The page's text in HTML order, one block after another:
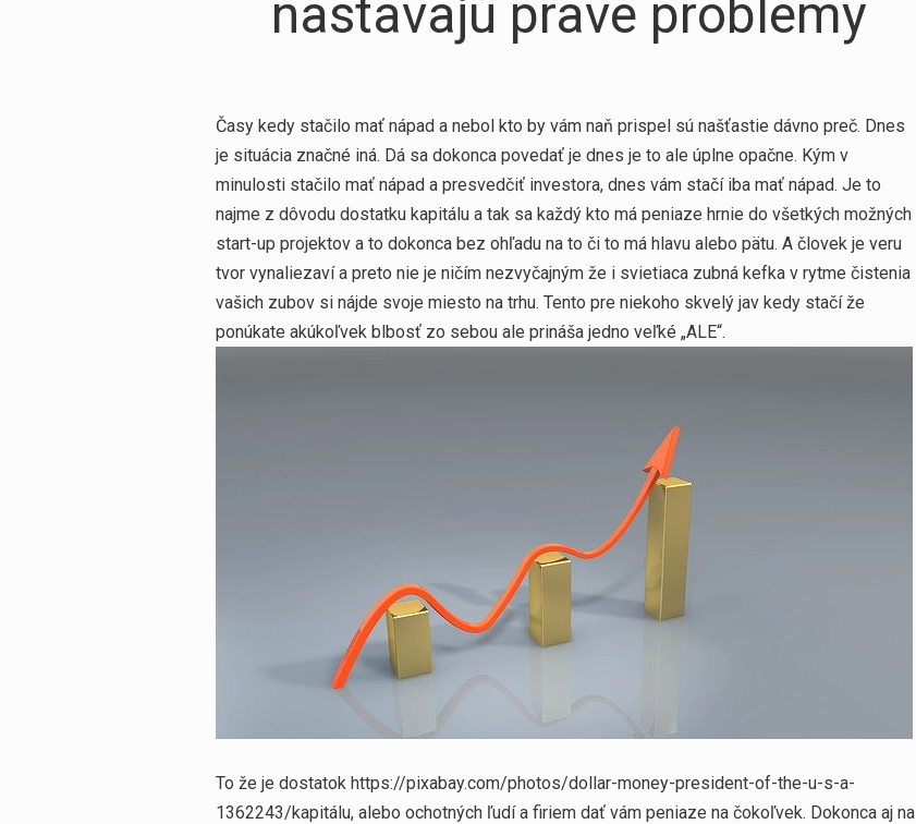
nastávajú pravé problémy
Časy kedy stačilo mať nápad a nebol kto by vám naň prispel sú našťastie dávno preč. Dnes
je situácia značné iná. Dá sa dokonca povedať je dnes je to ale úplne opačne. Kým v
minulosti stačilo mať nápad a presvedčiť investora, dnes vám stačí iba mať nápad. Je to
najme z dôvodu dostatku kapitálu a tak sa každý kto má peniaze hrnie do všetkých možných
start-up projektov a to dokonca bez ohľadu na to či to má hlavu alebo pätu. A človek je veru
tvor vynaliezaví a preto nie je ničím nezvyčajným že i svietiaca zubná kefka v rytme čistenia
vašich zubov si nájde svoje miesto na trhu. Tento pre niekoho skvelý jav kedy stačí že
ponúkate akúkoľvek blbosť zo sebou ale prináša jedno veľké „ALE“.
To že je dostatok https://pixabay.com/photos/dollar-money-president-of-the-u-s-a-
1362243/kapitálu, alebo ochotných ľudí a firiem dať vám peniaze na čokoľvek. Dokonca aj na